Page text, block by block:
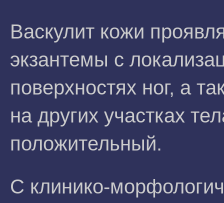
Васкулит кожи
экзантемы с
поверхностях ног, а
на других участках
положительный.
С клинико-